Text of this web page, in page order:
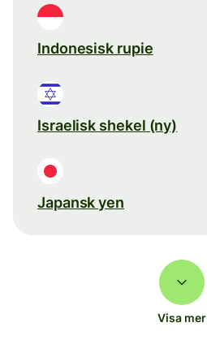
Indonesisk rupie
Israelisk shekel (ny)
Japansk yen
Visa mer